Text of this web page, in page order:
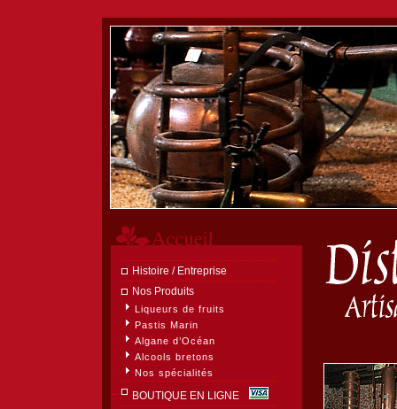
Histoire / Entreprise
Nos Produits
Liqueurs de fruits
Pastis Marin
Algane d’Océan
Alcools bretons
Nos spécialités
BOUTIQUE EN LIGNE
Distillerie